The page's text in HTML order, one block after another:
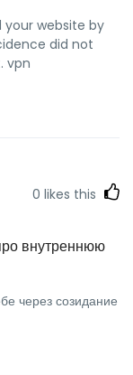
website by
did not
vpn
0 likes this
внутреннюю
через созидание